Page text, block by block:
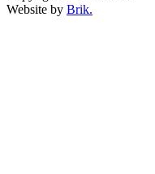
Website by Brik.